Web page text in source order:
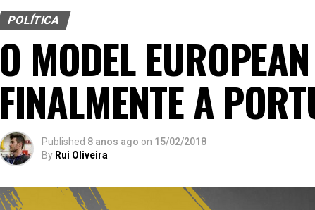
POLÍTICA
O MODEL
FINALMENTE A
Published 8 anos ago on 15/02/2018
By Rui Oliveira